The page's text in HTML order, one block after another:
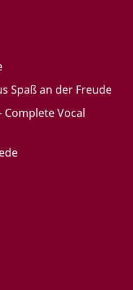
Spaß an der Freude
Vocal